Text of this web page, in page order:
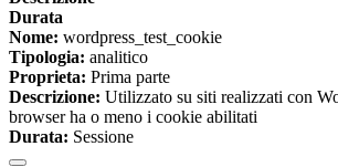
Durata
Nome: wordpress_test_cookie
Tipologia: analitico
Proprieta: Prima parte
Descrizione: Utilizzato su siti realizzati con
browser ha o meno i cookie abilitati
Durata: Sessione